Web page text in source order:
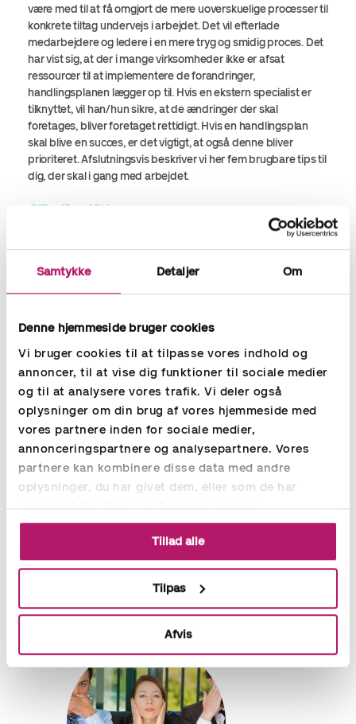
Samtykke Detaljer Om
Denne hjemmeside bruger cookies
Vi bruger cookies til at tilpasse vores indhold og
annoncer, til at vise dig funktioner til sociale medier
og til at analysere vores trafik. Vi deler også
oplysninger om din brug af vores hjemmeside med
vores partnere inden for sociale medier,
annonceringspartnere og analysepartnere. Vores
partnere kan kombinere disse data med andre
oplysninger, du har givet dem, eller som de har
indsamlet fra din brug af deres tjenester.
Tillad alle
Tilpas
Afvis
være med til at få omgjort de mere uoverskuelige processer til
konkrete tiltag undervejs i arbejdet. Det vil efterlade
medarbejdere og ledere i en mere tryg og smidig proces. Det
har vist sig, at der i mange virksomheder ikke er afsat
ressourcer til at implementere de forandringer,
handlingsplanen lægger op til. Hvis en ekstern specialist er
tilknyttet, vil han/hun sikre, at de ændringer der skal
foretages, bliver foretaget rettidigt. Hvis en handlingsplan
skal blive en succes, er det vigtigt, at også denne bliver
prioriteret. Afslutningsvis beskriver vi her fem brugbare tips til
dig, der skal i gang med arbejdet.
5 Tips til en APV
Sørg for, at der er afsat god tid og ro til arbejdet. Både
synligt prioriteret, især hvis det viser sig, at der er visse
udfordringer i arbejdsmiljøet — sæt tid af til at løse disse. Vær
processen. Overvej, om I internt har de færdigheder, den
udarbejdet en APV. Hvis ikke, anbefaler vi at få en ekstern
specialist til at stå i spidsen for processen.
Læs mere om APV her
Stig Bülow
stig.bulow@aspia.dk
+45 81 10 29 21